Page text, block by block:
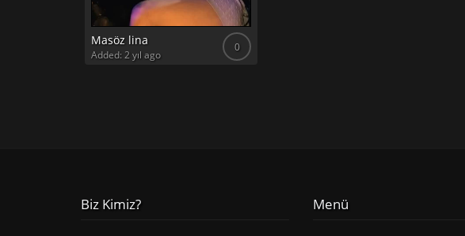
Masöz lina 0
Added: 2 yıl ago
Biz Kimiz? Menü